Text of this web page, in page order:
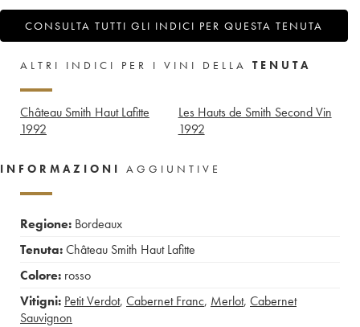
CONSULTA TUTTI GLI INDICI PER QUESTA TENUTA
ALTRI INDICI PER I VINI DELLA TENUTA
Château Smith Haut Lafitte
1992
Les Hauts de Smith Second Vin
1992
INFORMAZIONI AGGIUNTIVE
Regione: Bordeaux
Tenuta:Château Smith Haut Lafitte
Colore: rosso
Vitigni: Petit Verdot, Cabernet Franc, Merlot, Cabernet
Sauvignon